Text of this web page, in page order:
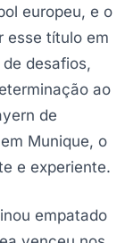
europeu, e o
esse título em
desafios,
ao
de
Munique, o
e experiente.
empatado